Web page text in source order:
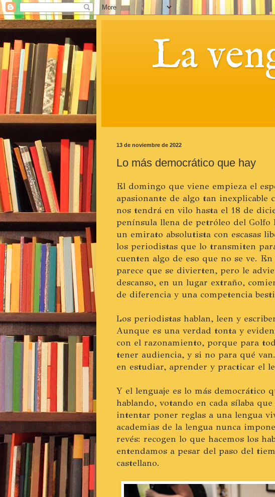
La
13 de noviembre de 2022
Lo más democrático que hay
El domingo que viene empieza el
apasionante de algo tan
nos tendrá en vilo hasta el 18 de
península llena de petróleo del Golfo
un emirato absolutista con escasas
los periodistas que lo transmiten
cuenten algo de eso que no se ve.
parece que se divierten, pero le
descanso, en un lugar extraño,
de diferencia y una competencia
Los periodistas hablan, leen y
Aunque es una verdad tonta y
con el razonamiento, porque para
tener audiencia, y si no para qué
en estudiar, aprender y practicar el
Y el lenguaje es lo más democrático
hablando, votando en cada sílaba
intentar poner reglas a una lengua
academias de la lengua nunca
revés: recogen lo que hacemos los
entendamos a pesar del paso del
castellano.